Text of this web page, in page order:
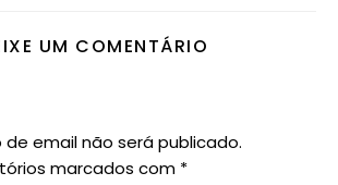
UM COMENTÁRIO
email não será publicado.
marcados com *